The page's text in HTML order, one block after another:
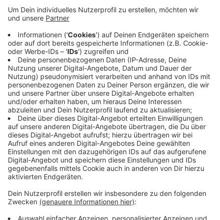
Veröffentlicht:Mittwoch, 15.07.2020 14:04
Anzeige
Im Vorbeifahren berührte der Mann die 20-Jährige
unsittlich und fuhr weiter in Richtung Sportanlagen. Die
Polizei sucht jetzt nach dem Radfahrer. Er ist
zwischen 60 und 65 Jahre alt. Der Mann hat eine
Halbglatze und trug während des Vorfalls ein blaues
Oberteil. Hinweise nimmt die Polizei entgegen.
Anzeige